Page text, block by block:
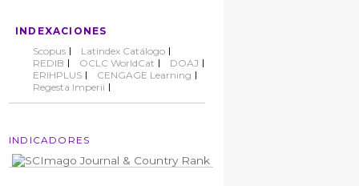
INDEXACIONES
Scopus
Latindex Catálogo
REDIB
OCLC WorldCat
DOAJ
ERIHPLUS
CENGAGE Learning
Regesta Imperii
INDICADORES